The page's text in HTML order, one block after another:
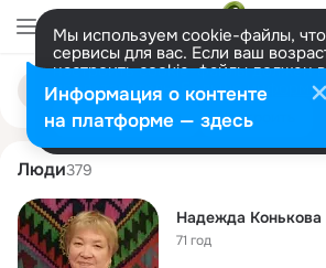
Мы используем cookie-файлы,
сервисы для вас. Если ваш
настроить cookie-файлы должен
представитель. Больше
Разрешить все Настроить
Поиск
людям
nadezhda konkova
Люди379
Надежда Конькова
71 год
Информация о контенте
на платформе — здесь